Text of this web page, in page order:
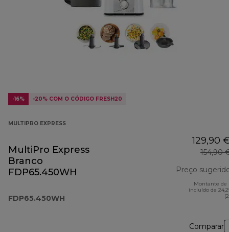
-16% -20% COM O CÓDIGO FRESH20
MULTIPRO EXPRESS
MultiPro Express
Branco
FDP65.450WH
FDP65.450WH
129,90
154,90
Preço
Montante de
incluído de
Comparar